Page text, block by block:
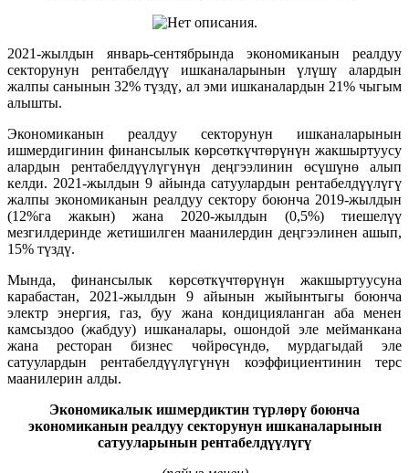
2021-жылдын январь-сентябрында экономиканын реалдуу
секторунун рентабелдүү ишканаларынын үлүшү алардын
жалпы санынын 32% түздү, ал эми ишканалардын 21% чыгым
алышты.
Экономиканын реалдуу секторунун ишканаларынын
ишмердигинин финансылык көрсөткүчтөрүнүн жакшыртуусу
алардын рентабелдүүлүгүнүн деңгээлинин өсүшүнө алып
келди. 2021-жылдын 9 айында сатуулардын рентабелдүүлүгү
жалпы экономиканын реалдуу сектору боюнча 2019-жылдын
(12%га жакын) жана 2020-жылдын (0,5%) тиешелүү
мезгилдеринде жетишилген маанилердин деңгээлинен ашып,
15% түздү.
Мында, финансылык көрсөткүчтөрүнүн жакшыртуусуна
карабастан, 2021-жылдын 9 айынын жыйынтыгы боюнча
электр энергия, газ, буу жана кондицияланган аба менен
камсыздоо (жабдуу) ишканалары, ошондой эле мейманкана
жана ресторан бизнес чөйрөсүндө, мурдагыдай эле
сатуулардын рентабелдүүлүгүнүн коэффициентинин терс
маанилерин алды.
Экономикалык ишмердиктин түрлөрү боюнча
экономиканын реалдуу секторунун ишканаларынын
сатууларынын рентабелдүүлүгү